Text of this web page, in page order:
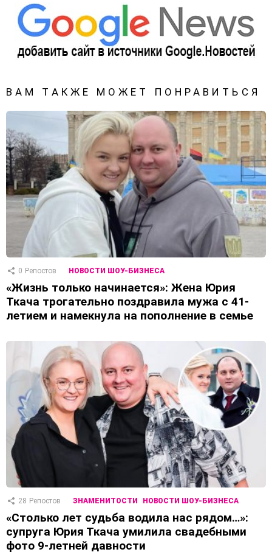
ВАМ ТАКЖЕ МОЖЕТ ПОНРАВИТЬСЯ
0 Репостов НОВОСТИ ШОУ-БИЗНЕСА
«Жизнь только начинается»: Жена Юрия
Ткача трогательно поздравила мужа с 41-
летием и намекнула на пополнение в семье
28 Репостов ЗНАМЕНИТОСТИ НОВОСТИ ШОУ-БИЗНЕСА
«Столько лет судьба водила нас рядом…»:
супруга Юрия Ткача умилила свадебными
фото 9-летней давности